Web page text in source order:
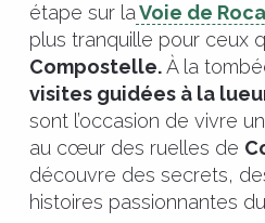
étape sur laVoie de
plus tranquille pour ceux
Compostelle.À la
visites guidées à la
sont l’occasion de vivre un
au cœur des ruelles de
découvre des secrets,
histoires passionnantes